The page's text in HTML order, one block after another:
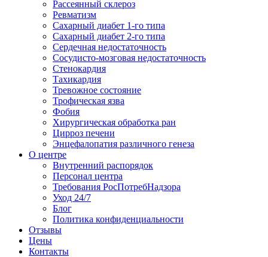
Рассеянный склероз
Ревматизм
Сахарный диабет 1-го типа
Сахарный диабет 2-го типа
Сердечная недостаточность
Сосудисто-мозговая недостаточность
Стенокардия
Тахикардия
Тревожное состояние
Трофическая язва
Фобия
Хирургическая обработка ран
Цирроз печени
Энцефалопатия различного генеза
О центре
Внутренний распорядок
Персонал центра
Требования РосПотребНадзора
Уход 24/7
Блог
Политика конфиденциальности
Отзывы
Цены
Контакты